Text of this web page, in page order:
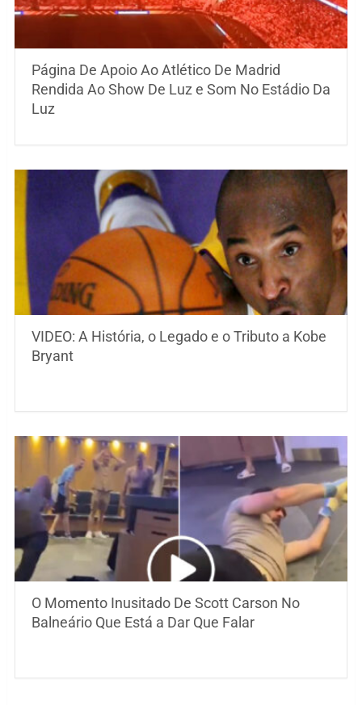
Página De Apoio Ao Atlético De Madrid
Rendida Ao Show De Luz e Som No Estádio Da
Luz
VIDEO: A História, o Legado e o Tributo a Kobe
Bryant
O Momento Inusitado De Scott Carson No
Balneário Que Está a Dar Que Falar